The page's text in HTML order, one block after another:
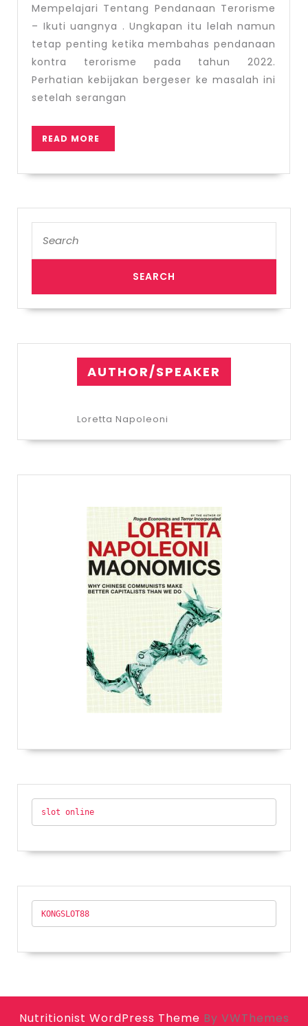
Mempelajari Tentang Pendanaan Terorisme
– Ikuti uangnya . Ungkapan itu lelah namun
tetap penting ketika membahas pendanaan
kontra terorisme pada tahun 2022.
Perhatian kebijakan bergeser ke masalah ini
setelah serangan
READ MORE
for:
AUTHOR/SPEAKER
Loretta Napoleoni
slot online
KONGSLOT88
Nutritionist WordPress Theme By VWThemes